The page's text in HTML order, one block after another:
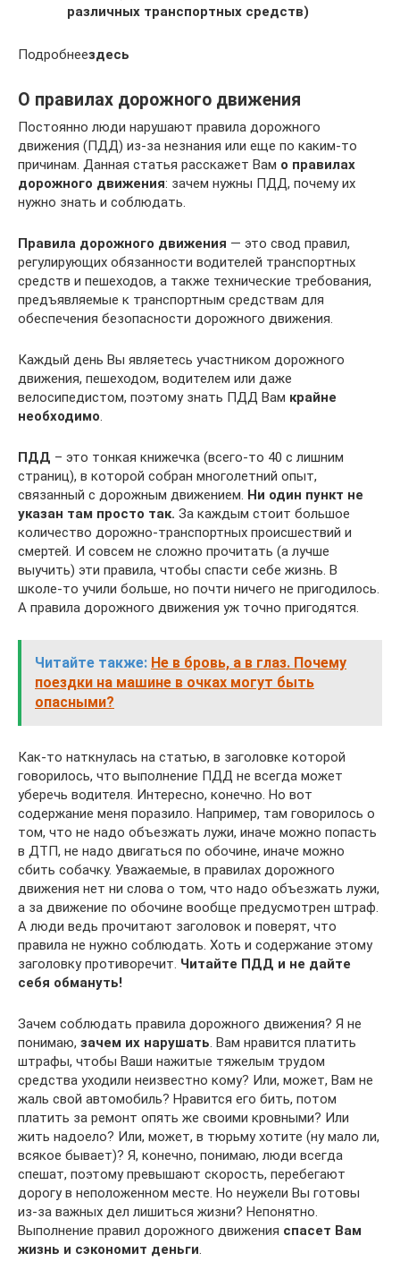
различных транспортных средств)
Подробнеездесь
О правилах дорожного движения
Постоянно люди нарушают правила дорожного
движения (ПДД) из-за незнания или еще по каким-то
причинам. Данная статья расскажет Вам о правилах
дорожного движения: зачем нужны ПДД, почему их
нужно знать и соблюдать.
Правила дорожного движения — это свод правил,
регулирующих обязанности водителей транспортных
средств и пешеходов, а также технические требования,
предъявляемые к транспортным средствам для
обеспечения безопасности дорожного движения.
Каждый день Вы являетесь участником дорожного
движения, пешеходом, водителем или даже
велосипедистом, поэтому знать ПДД Вам крайне
необходимо.
ПДД – это тонкая книжечка (всего-то 40 с лишним
страниц), в которой собран многолетний опыт,
связанный с дорожным движением. Ни один пункт не
указан там просто так. За каждым стоит большое
количество дорожно-транспортных происшествий и
смертей. И совсем не сложно прочитать (а лучше
выучить) эти правила, чтобы спасти себе жизнь. В
школе-то учили больше, но почти ничего не пригодилось.
А правила дорожного движения уж точно пригодятся.
Читайте также: Не в бровь, а в глаз. Почему
поездки на машине в очках могут быть
опасными?
Как-то наткнулась на статью, в заголовке которой
говорилось, что выполнение ПДД не всегда может
уберечь водителя. Интересно, конечно. Но вот
содержание меня поразило. Например, там говорилось о
том, что не надо объезжать лужи, иначе можно попасть
в ДТП, не надо двигаться по обочине, иначе можно
сбить собачку. Уважаемые, в правилах дорожного
движения нет ни слова о том, что надо объезжать лужи,
а за движение по обочине вообще предусмотрен штраф.
А люди ведь прочитают заголовок и поверят, что
правила не нужно соблюдать. Хоть и содержание этому
заголовку противоречит. Читайте ПДД и не дайте
себя обмануть!
Зачем соблюдать правила дорожного движения? Я не
понимаю, зачем их нарушать. Вам нравится платить
штрафы, чтобы Ваши нажитые тяжелым трудом
средства уходили неизвестно кому? Или, может, Вам не
жаль свой автомобиль? Нравится его бить, потом
платить за ремонт опять же своими кровными? Или
жить надоело? Или, может, в тюрьму хотите (ну мало ли,
всякое бывает)? Я, конечно, понимаю, люди всегда
спешат, поэтому превышают скорость, перебегают
дорогу в неположенном месте. Но неужели Вы готовы
из-за важных дел лишиться жизни? Непонятно.
Выполнение правил дорожного движения спасет Вам
жизнь и сэкономит деньги.